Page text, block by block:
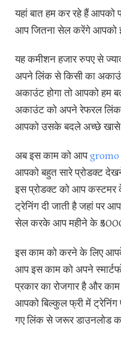
यहां बात हम कर रहे हैं आपको
आप जितना सेल करेंगे आपको
यह कमीशन हजार रुपए से
अपने लिंक से किसी का
अकाउंट होगा तो आपको हम
अकाउंट को अपने रेफरल लिंक
आपको उसके बदले अच्छे खासे
अब इस काम को आप gromo
आपको बहुत सारे प्रोडक्ट
इस प्रोडक्ट को आप
ट्रेनिंग दी जाती है जहां पर
सेल करके आप महीने के
इस काम को करने के लिए
आप इस काम को अपने
प्रकार का रोजगार है और
आपको बिल्कुल फ्री में ट्रेनिंग
गए लिंक से जरूर डाउनलोड